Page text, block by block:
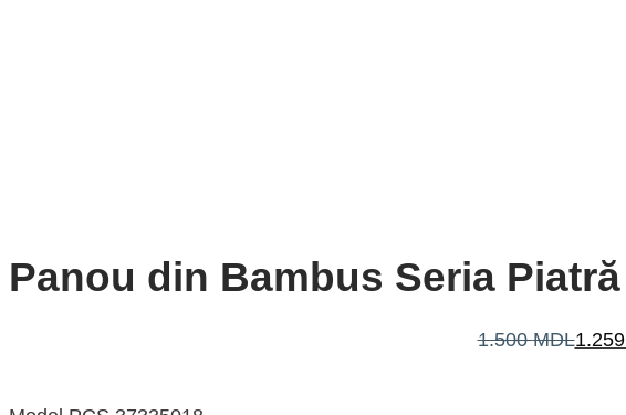
Panou din Bambus Seria Piatră
1.500MDL1.259